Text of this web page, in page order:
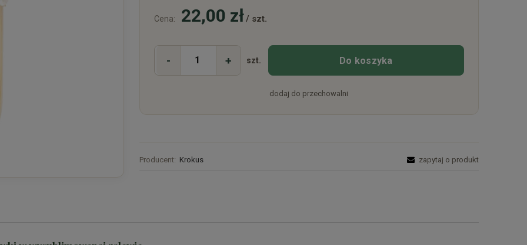
Cena: 22,00 zł/ szt.
- + szt. Do koszyka
dodaj do przechowalni
Producent: Krokus zapytaj o produkt